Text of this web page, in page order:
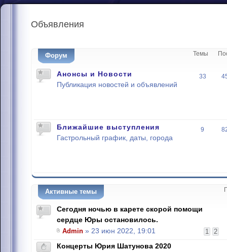
Объявления
Форум Темы
Анонсы и Новости
Публикация новостей и объявлений
33
Ближайшие выступления
Гастрольный график, даты, города
9
Активные темы
Сегодня ночью в карете скорой помощи
сердце Юры остановилось.
1 2
Admin » 23 июн 2022, 19:01
Концерты Юрия Шатунова 2020